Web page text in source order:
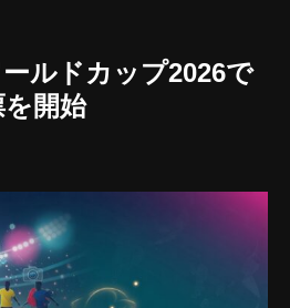
ルドカップ2026で
開始